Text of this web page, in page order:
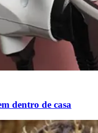
dentro de casa